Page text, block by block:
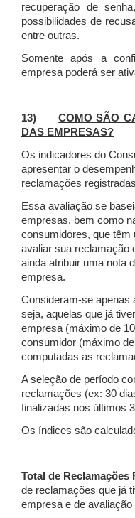
recuperação de
possibilidades de
entre outras.
Somente após a
empresa poderá ser
13)COMO SÃO
DAS EMPRESAS?
Os indicadores do
apresentar o
reclamações
Essa avaliação se
empresas, bem como
consumidores, que têm
avaliar sua reclamação
ainda atribuir uma nota
empresa.
Consideram-se apenas
seja, aquelas que já
empresa (máximo de
consumidor (máximo
computadas as
A seleção de período
reclamações (ex: 30
finalizadas nos últimos
Os índices são
Total de Reclamações
de reclamações que já
empresa e de